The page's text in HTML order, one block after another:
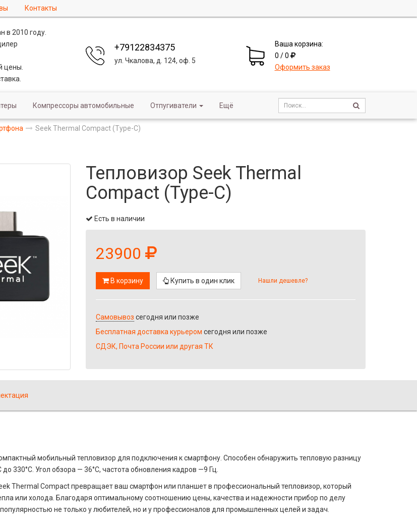
Контакты
в 2010 году.
цены.
+79122834375
ул. Чкалова, д. 124, оф. 5
Ваша корзина:
0 / 0
Оформить заказ
Компрессоры автомобильные Отпугиватели Ещё
Seek Thermal Compact (Type-C)
Тепловизор Seek Thermal
Compact (Type-C)
Есть в наличии
23900
В корзину Купить в один клик Нашли дешевле?
Самовывоз сегодня или позже
Бесплатная доставка курьером сегодня или позже
СДЭК, Почта России или другая ТК
мобильный тепловизор для подключения к смартфону. Способен обнаружить тепловую разницу
330°C. Угол обзора — 36°C, частота обновления кадров —9 Гц.
Thermal Compact превращает ваш смартфон или планшет в профессиональный тепловизор, который
или холода. Благодаря оптимальному соотношению цены, качества и надежности прибор по делу
не только у любителей, но и у профессионалов для промышленных целей и задач.